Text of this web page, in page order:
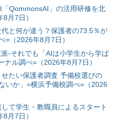
QommonsAI」の活用研修を北
月7日）
と何が違う？保護者の73.5％が
=（2026年8月7日）
-それでも「AIは小学生から学ば
ル調べ=（2026年8月7日）
たい保護者調査 予備校選びの
いか」=横浜予備校調べ=（2026
て学生・教職員によるスタート
月7日）